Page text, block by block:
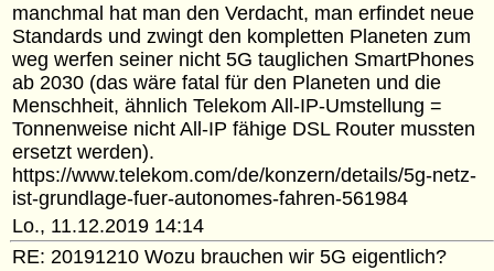
manchmal hat man den Verdacht, man erfindet neue
Standards und zwingt den kompletten Planeten zum
weg werfen seiner nicht 5G tauglichen SmartPhones
ab 2030 (das wäre fatal für den Planeten und die
Menschheit, ähnlich Telekom All-IP-Umstellung =
Tonnenweise nicht All-IP fähige DSL Router mussten
ersetzt werden).
https://www.telekom.com/de/konzern/details/5g-netz-
ist-grundlage-fuer-autonomes-fahren-561984
Lo., 11.12.2019 14:14
RE: 20191210 Wozu brauchen wir 5G eigentlich?